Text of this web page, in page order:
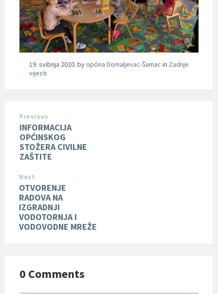
19. svibnja 2020. byopćina Domaljevac-Šamac in Zadnje
vijesti
Previous
INFORMACIJA
OPĆINSKOG
STOŽERA CIVILNE
ZAŠTITE
Next
OTVORENJE
RADOVA NA
IZGRADNJI
VODOTORNJA I
VODOVODNE MREŽE
0 Comments